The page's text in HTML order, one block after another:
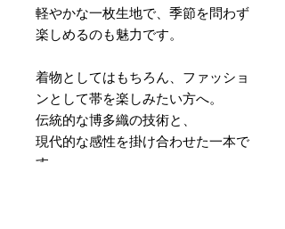
軽やかな一枚生地で、季節を問わず
楽しめるのも魅力です。
着物としてはもちろん、ファッショ
ンとして帯を楽しみたい方へ。
伝統的な博多織の技術と、
現代的な感性を掛け合わせた一本で
す。